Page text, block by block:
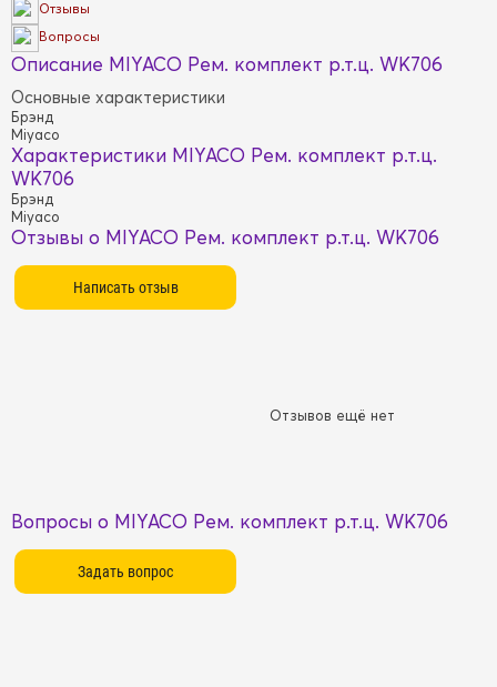
Отзывы
Вопросы
Описание MIYACO Рем. комплект р.т.ц. WK706
Основные характеристики
Брэнд
Miyaco
Характеристики MIYACO Рем. комплект р.т.ц.
WK706
Брэнд
Miyaco
Отзывы о MIYACO Рем. комплект р.т.ц. WK706
Отзывов ещё нет
Вопросы о MIYACO Рем. комплект р.т.ц. WK706